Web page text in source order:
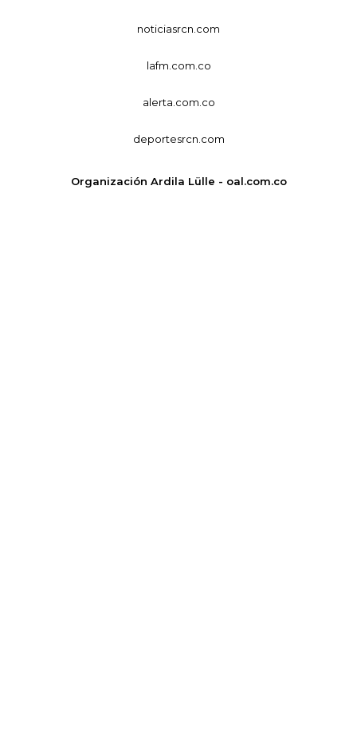
noticiasrcn.com
lafm.com.co
alerta.com.co
deportesrcn.com
Organización Ardila Lülle - oal.com.co